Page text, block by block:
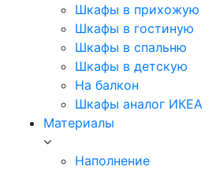
Шкафы в прихожую
Шкафы в гостиную
Шкафы в спальню
Шкафы в детскую
На балкон
Шкафы аналог ИКЕА
Материалы
Наполнение